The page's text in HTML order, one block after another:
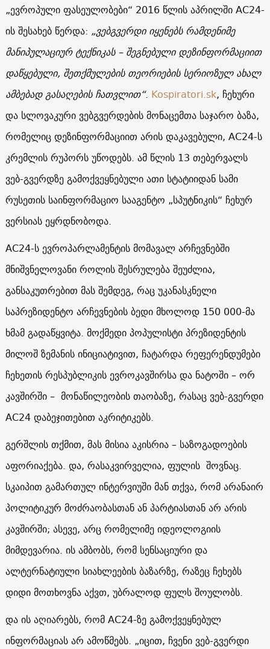
„ევროპული ფასეულობები“ 2016 წლის აპრილში AC24-
ის შესახებ წერდა: „ვებგვერდი იყენებს რამდენიმე
მანიპულაციურ ტექნიკას – შეგნებული დეზინფორმაციით
დაწყებული, შეთქმულების თეორიების სერიოზულ ახალ
ამბებად გასაღების ჩათვლით“. Kospiratori.sk, ჩეხური
და სლოვაკური ვებგვერდების მონაცემთა საჯარო ბაზა,
რომელიც დეზინფორმაციით არის დაკავებული, AC24-ს
კრემლის რუპორს უწოდებს. ამ წლის 13 თებერვალს
ვებ-გვერდზე გამოქვეყნებული ათი სტატიიდან სამი
რუსეთის საინფორმაციო სააგენტო „სპუტნიკის“ ჩეხურ
ვერსიას ეყრდნობოდა.
AC24-ს ევროპარლამენტის მომავალ არჩევნებში
მნიშვნელოვანი როლის შესრულება შეუძლია,
განსაკუთრებით მას შემდეგ, რაც უკანასკნელი
საპრეზიდენტო არჩევნების ბედი მხოლოდ 150 000-მა
ხმამ გადაწყვიტა. მოქმედი პოპულისტი პრეზიდენტის
მილოშ ზემანის ინიციატივით, ჩატარდა რეფერენდუმები
ჩეხეთის რესპუბლიკის ევროკავშირსა და ნატოში – ორ
კავშირში – მონაწილეობის თაობაზე, რასაც ვებ-გვერდი
AC24დაბეჯითებით აკრიტიკებს.
გერშლის თქმით, მას მისია აკისრია – საზოგადოების
აფორიაქება. და, რასაკვირველია, ფულის შოვნაც.
სკაიპით გამართულ ინტერვიუში მან თქვა, რომ არანაირ
პოლიტიკურ მოძრაობასთან ან პარტიასთან არ არის
კავშირში; ასევე, არც რომელიმე იდეოლოგიის
მიმდევარია. ის ამბობს, რომ სენსაციური და
ალტერნატიული სიახლეების ბაზარზე, რაზეც ჩეხებს
დიდი მოთხოვნა აქვთ, უბრალოდ ფულს შოულობს.
და ის აღიარებს, რომAC24-ზე გამოქვეყნებულ
ინფორმაციას არ ამოწმებს. „იცით, ჩვენი ვებ-გვერდი